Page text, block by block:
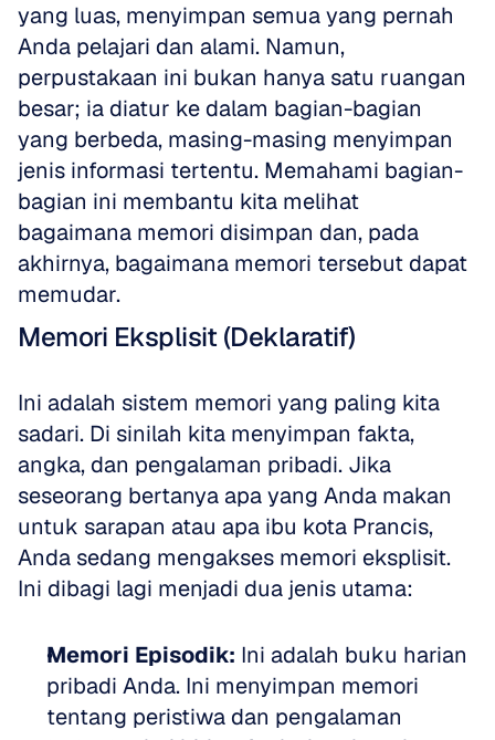
yang luas, menyimpan semua yang pernah
Anda pelajari dan alami. Namun,
perpustakaan ini bukan hanya satu ruangan
besar; ia diatur ke dalam bagian-bagian
yang berbeda, masing-masing menyimpan
jenis informasi tertentu. Memahami bagian-
bagian ini membantu kita melihat
bagaimana memori disimpan dan, pada
akhirnya, bagaimana memori tersebut dapat
memudar.
Memori Eksplisit (Deklaratif)
Ini adalah sistem memori yang paling kita
sadari. Di sinilah kita menyimpan fakta,
angka, dan pengalaman pribadi. Jika
seseorang bertanya apa yang Anda makan
untuk sarapan atau apa ibu kota Prancis,
Anda sedang mengakses memori eksplisit.
Ini dibagi lagi menjadi dua jenis utama:
Memori Episodik: Ini adalah buku harian
pribadi Anda. Ini menyimpan memori
tentang peristiwa dan pengalaman